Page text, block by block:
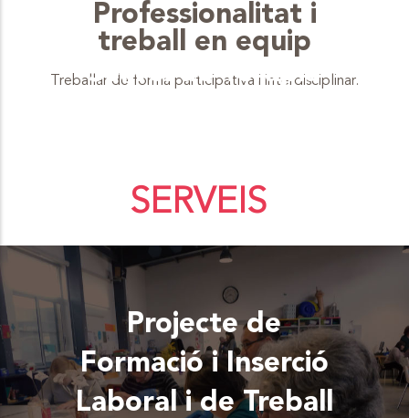
Professionalitat i
treball en equip
Treballar de forma participativa i interdisciplinar.
SERVEIS
Servei de Teràpia
integral que els hi permet assolir la
màxima qualitat de vida, dins les seves
Projecte de
Formació i Inserció
Laboral i de Treball